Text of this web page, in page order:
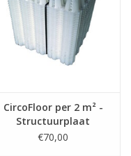
CircoFloor per 2 m² -
Structuurplaat
€70,00